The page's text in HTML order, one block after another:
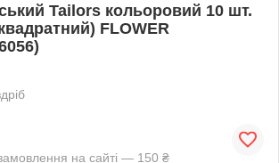
Tailors кольоровий 10 шт.
FLOWER
на сайті — 150 ₴